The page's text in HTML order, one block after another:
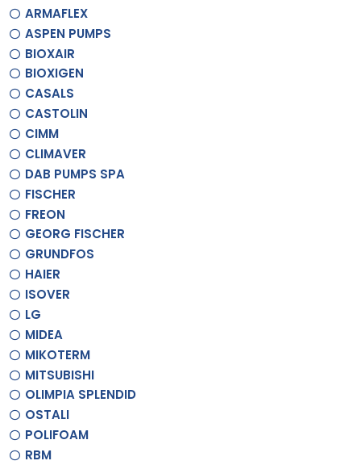
ARMAFLEX
ASPEN PUMPS
BIOXAIR
BIOXIGEN
CASALS
CASTOLIN
CIMM
CLIMAVER
DAB PUMPS SPA
FISCHER
FREON
GEORG FISCHER
GRUNDFOS
HAIER
ISOVER
LG
MIDEA
MIKOTERM
MITSUBISHI
OLIMPIA SPLENDID
OSTALI
POLIFOAM
RBM